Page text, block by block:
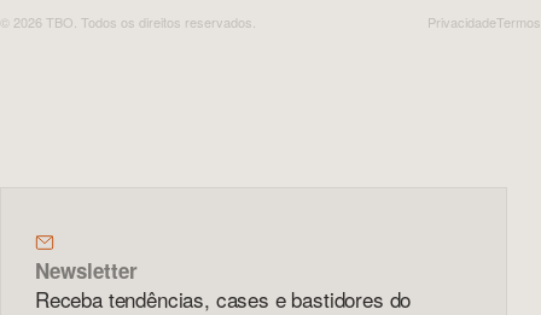
© 2026 TBO Todos os direitos reservados. PrivacidadeTermos
Newsletter
Receba tendências, cases e bastidores do